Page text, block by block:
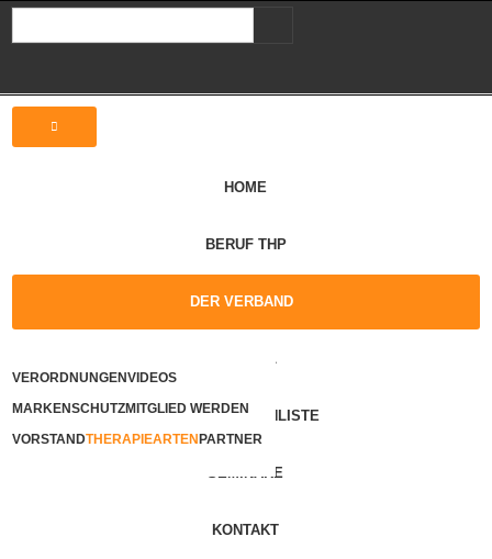
HOME
BERUF THP
DER VERBAND
VERORDNUNGENVIDEOS
MARKENSCHUTZMITGLIED WERDEN
VORSTANDTHERAPIEARTEN PARTNER
ARTIKEL
THERAPEUTENLISTE
SEMINARE
KONTAKT